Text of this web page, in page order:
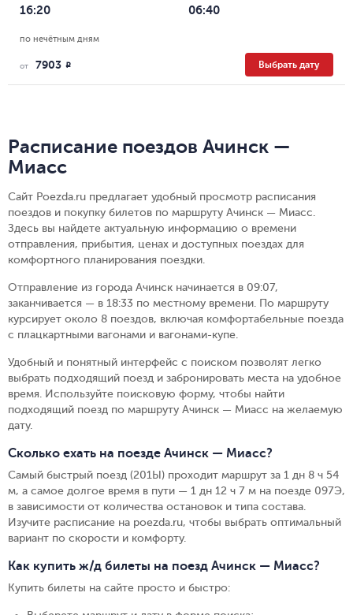
16:20 06:40
по нечётным дням
от 7903 R Выбрать дату
Расписание поездов Ачинск —
Миасс
Сайт Poezda.ru предлагает удобный просмотр расписания
поездов и покупку билетов по маршруту Ачинск — Миасс.
Здесь вы найдете актуальную информацию о времени
отправления, прибытия, ценах и доступных поездах для
комфортного планирования поездки.
Отправление из города Ачинск начинается в 09:07,
заканчивается — в 18:33 по местному времени. По маршруту
курсирует около 8 поездов, включая комфортабельные поезда
с плацкартными вагонами и вагонами-купе.
Удобный и понятный интерфейс с поиском позволят легко
выбрать подходящий поезд и забронировать места на удобное
время. Используйте поисковую форму, чтобы найти
подходящий поезд по маршруту Ачинск — Миасс на желаемую
дату.
Сколько ехать на поезде Ачинск — Миасс?
Самый быстрый поезд (201Ы) проходит маршрут за 1 дн 8 ч 54
м, а самое долгое время в пути — 1 дн 12 ч 7 м на поезде 097Э,
в зависимости от количества остановок и типа состава.
Изучите расписание на poezda.ru, чтобы выбрать оптимальный
вариант по скорости и комфорту.
Как купить ж/д билеты на поезд Ачинск — Миасс?
Купить билеты на сайте просто и быстро: